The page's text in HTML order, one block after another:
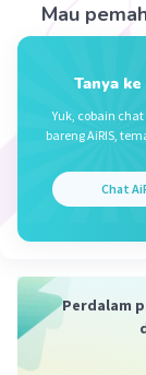
Mau
Tanya ke
Yuk, cobain
bareng AiRIS,
Chat
Perdalam